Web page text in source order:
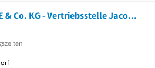
Harry-Brot Group SE & Co. KG - Vertriebsstelle Jacobsdorf bei Frankfurt/Oder